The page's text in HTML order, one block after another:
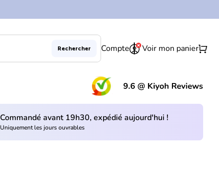
Rechercher Compte Voir mon paniershopping_cart
Commandé avant 19h30, expédié aujourd'hui !
Uniquement les jours ouvrables